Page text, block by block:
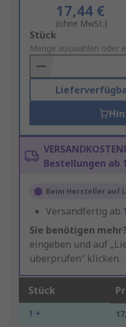
17,44 €
(ohne MwSt.)
Add
to
Basket
Stück
Menge auswählen oder
Bestellungen ab
Beim Hersteller auf
Versandfertig ab
Sie benötigen mehr?
eingeben und auf
überprüfen“ klicken.
Stück
1 +